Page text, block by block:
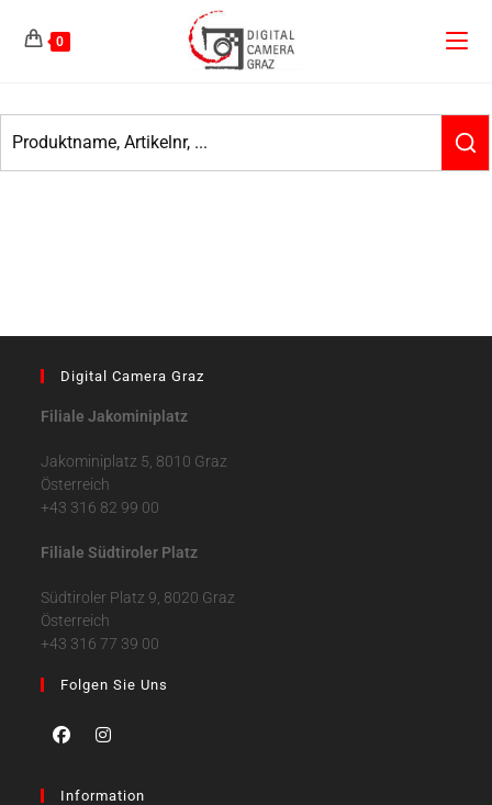
0
Digital Camera Graz
Filiale Jakominiplatz
Jakominiplatz 5, 8010 Graz
Österreich
+43 316 82 99 00
Filiale Südtiroler Platz
Südtiroler Platz 9, 8020 Graz
Österreich
+43 316 77 39 00
Folgen Sie Uns
Information